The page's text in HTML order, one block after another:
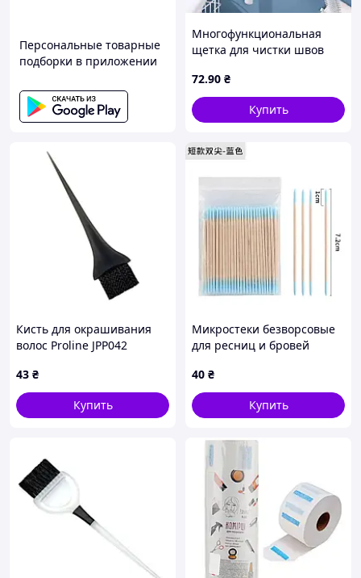
Персональные товарные
подборки в приложении
Многофункциональная
щетка для чистки швов
для натирания ног
72.90 ₴
Купить
Кисть для окрашивания
волос Proline JPP042
щетина 22х5.5 см
43 ₴
Купить
Микростеки безворсовые
для ресниц и бровей
40 ₴
Купить